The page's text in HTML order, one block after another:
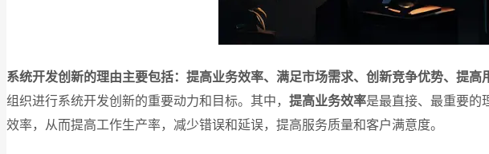
系统开发创新的理由主要包括：提高业务效率、满足市场需求、创新竞争优势、提
组织进行系统开发创新的重要动力和目标。其中， 提高业务效率是最直接、最重要的
效率，从而提高工作生产率，减少错误和延误，提高服务质量和客户满意度。